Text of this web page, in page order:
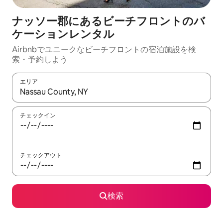
ナッソー郡にあるビーチフロントのバ
ケーションレンタル
Airbnbでユニークなビーチフロントの宿泊施設を検
索・予約しよう
エリア
検索結果が表示されたら、上下の矢印キーを使って移動するか
チェックイン
チェックアウト
検索